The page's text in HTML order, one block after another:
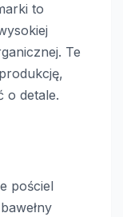
to
Te
o detale.
pościel